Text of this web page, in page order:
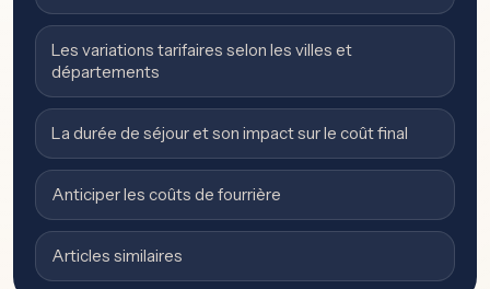
Les variations tarifaires selon les villes et
départements
La durée de séjour et son impact sur le coût final
Anticiper les coûts de fourrière
Articles similaires